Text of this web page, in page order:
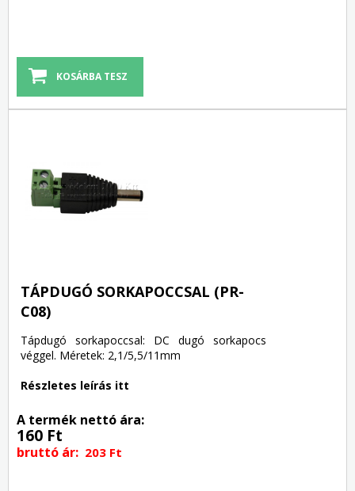
TÁPDUGÓ SORKAPOCCSAL (PR-
C08)
Tápdugó sorkapoccsal: DC dugó sorkapocs
véggel. Méretek: 2,1/5,5/11mm
Részletes leírás itt
A termék nettó ára:
160 Ft
bruttó ár: 203 Ft